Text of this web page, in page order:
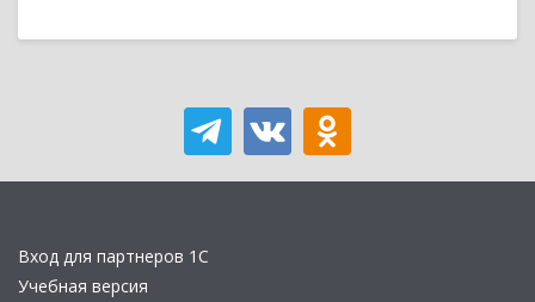
Вход для партнеров 1С
Учебная версия